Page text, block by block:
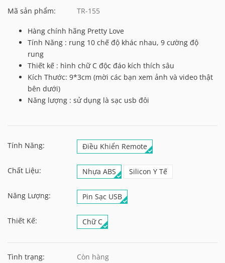
Mã sản phẩm:
TR-155
Hàng chính hãng Pretty Love
Tính Năng : rung 10 chế độ khác nhau, 9 cường độ
rung
Thiết kế : hình chữ C độc đáo kích thích sâu
Kích Thước: 9*3cm (mời các bạn xem ảnh và video thật
bên dưới)
Năng lượng : sử dụng là sạc usb đôi
Tính Năng: Điều Khiển Remote
Chất Liệu: Nhựa ABS Silicon Y Tế
Năng Lượng: Pin Sạc USB
Thiết Kế: Chữ C
Tình trạng: Còn hàng